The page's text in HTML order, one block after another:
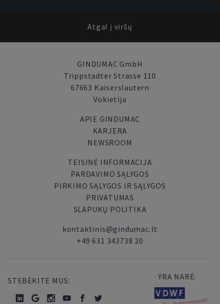
Atgal į viršų
GINDUMAC GmbH
Trippstadter Strasse 110
67663 Kaiserslautern
Vokietija
APIE GINDUMAC
KARJERA
NEWSROOM
TEISINĖ INFORMACIJA
PARDAVIMO SĄLYGOS
PIRKIMO SĄLYGOS IR SĄLYGOS
PRIVATUMAS
SLAPUKŲ POLITIKA
kontaktinis@gindumac.lt
+49 631 343738 20
STEBĖKITE MUS: YRA NARĖ: